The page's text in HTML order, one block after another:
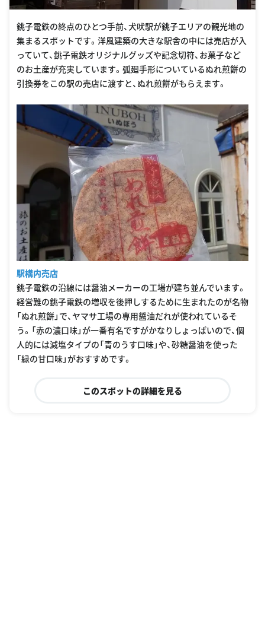
銚子電鉄の終点のひとつ手前、犬吠駅が銚子エリアの観光地の
集まるスポットです。洋風建築の大きな駅舎の中には売店が入
っていて、銚子電鉄オリジナルグッズや記念切符、お菓子など
のお土産が充実しています。弧廻手形についているぬれ煎餅の
引換券をこの駅の売店に渡すと、ぬれ煎餅がもらえます。
駅構内売店
銚子電鉄の沿線には醤油メーカーの工場が建ち並んでいます。
経営難の銚子電鉄の増収を後押しするために生まれたのが名物
「ぬれ煎餅」で、ヤマサ工場の専用醤油だれが使われているそ
う。「赤の濃口味」が一番有名ですがかなりしょっぱいので、個
人的には減塩タイプの「青のうす口味」や、砂糖醤油を使った
「緑の甘口味」がおすすめです。
このスポットの詳細を見る